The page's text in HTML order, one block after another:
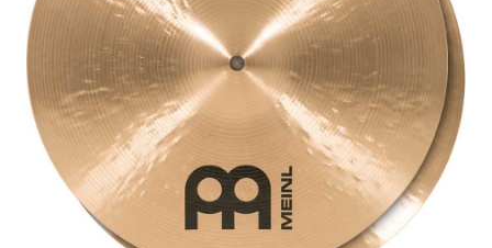
ORCHESTRA
SPARTITI
ACCESSORI
MUSICOTERAPIA